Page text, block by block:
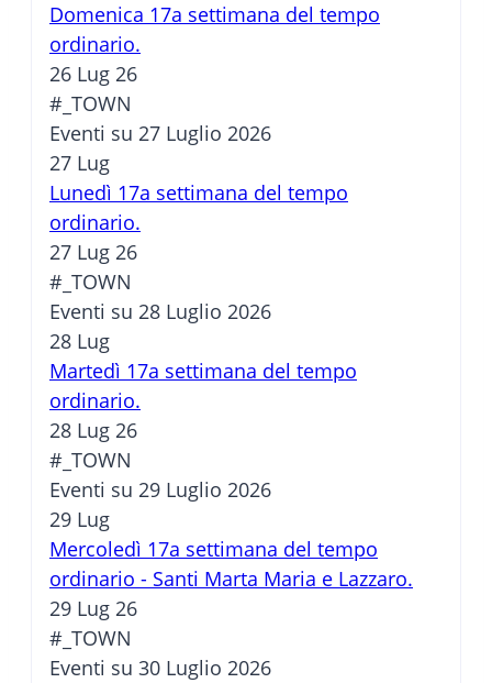
Domenica 17a settimana del tempo
ordinario.
26 Lug 26
#_TOWN
Eventi su 27 Luglio 2026
27 Lug
Lunedì 17a settimana del tempo
ordinario.
27 Lug 26
#_TOWN
Eventi su 28 Luglio 2026
28 Lug
Martedì 17a settimana del tempo
ordinario.
28 Lug 26
#_TOWN
Eventi su 29 Luglio 2026
29 Lug
Mercoledì 17a settimana del tempo
ordinario - Santi Marta Maria e Lazzaro.
29 Lug 26
#_TOWN
Eventi su 30 Luglio 2026